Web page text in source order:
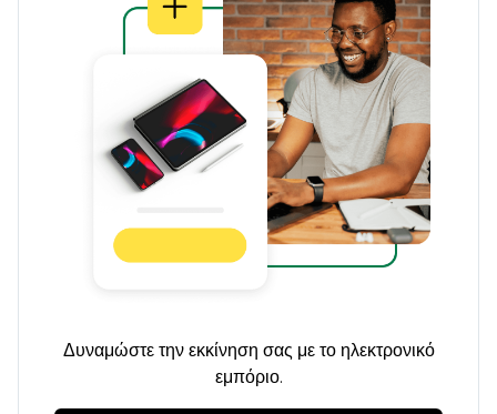
Δυναμώστε την εκκίνηση σας με το ηλεκτρονικό
εμπόριο.